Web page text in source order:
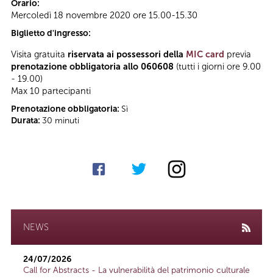
Orario:
Mercoledì 18 novembre 2020 ore 15.00-15.30
Biglietto d'ingresso:
Visita gratuita riservata ai possessori della MIC card previa
prenotazione obbligatoria allo 060608 (tutti i giorni ore 9.00
- 19.00)
Max 10 partecipanti
Prenotazione obbligatoria: Sì
Durata: 30 minuti
NEWS
24/07/2026
Call for Abstracts - La vulnerabilità del patrimonio culturale